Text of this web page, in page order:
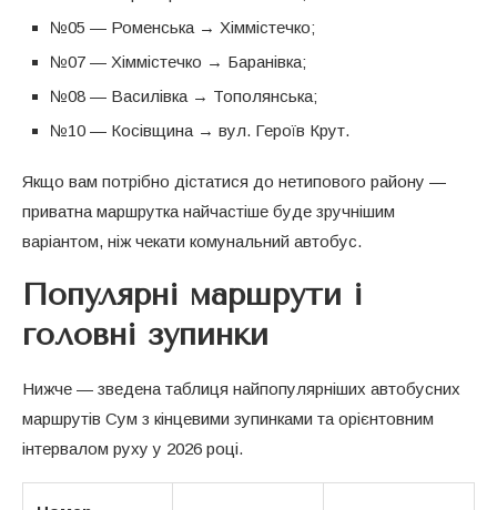
№05 — Роменська → Хіммістечко;
№07 — Хіммістечко → Баранівка;
№08 — Василівка → Тополянська;
№10 — Косівщина → вул. Героїв Крут.
Якщо вам потрібно дістатися до нетипового району —
приватна маршрутка найчастіше буде зручнішим
варіантом, ніж чекати комунальний автобус.
Популярні маршрути і
головні зупинки
Нижче — зведена таблиця найпопулярніших автобусних
маршрутів Сум з кінцевими зупинками та орієнтовним
інтервалом руху у 2026 році.